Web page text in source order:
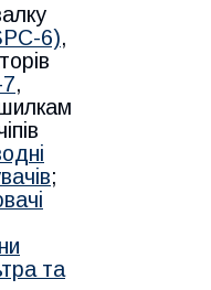
6),
,
;
та